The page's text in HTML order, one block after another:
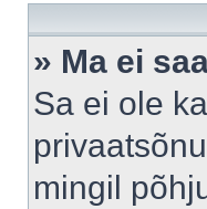
» Ma ei
Sa ei ole
mingil